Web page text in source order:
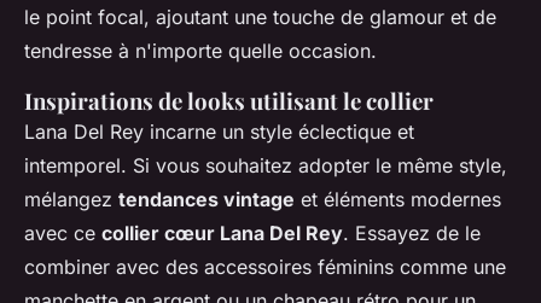
le point focal, ajoutant une touche de glamour et de
tendresse à n'importe quelle occasion.
Inspirations de looks utilisant le collier
Lana Del Rey incarne un style éclectique et
intemporel. Si vous souhaitez adopter le même style,
mélangez tendances vintage et éléments modernes
avec ce collier cœur Lana Del Rey. Essayez de le
combiner avec des accessoires féminins comme une